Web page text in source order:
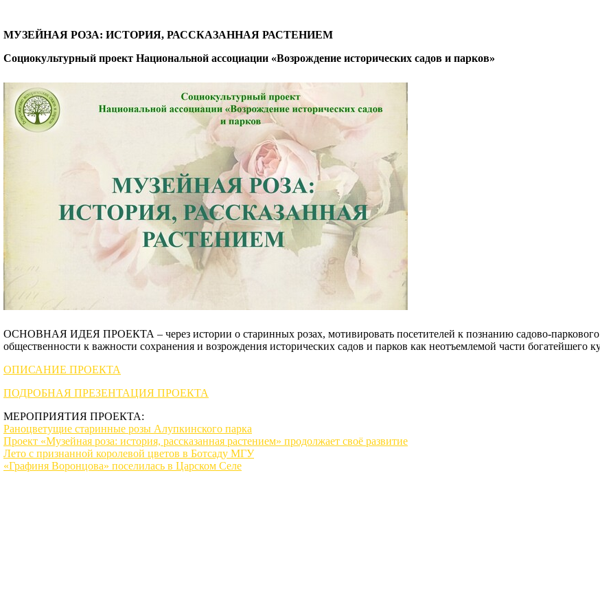
МУЗЕЙНАЯ РОЗА: ИСТОРИЯ, РАССКАЗАННАЯ РАСТЕНИЕМ
Социокультурный проект Национальной ассоциации «Возрождение исторических садов и парков»
ОСНОВНАЯ ИДЕЯ ПРОЕКТА – через истории о старинных розах, мотивировать посетителей к познанию садово-паркового
общественности к важности сохранения и возрождения исторических садов и парков как неотъемлемой части богатейшего
ОПИСАНИЕ ПРОЕКТА
ПОДРОБНАЯ ПРЕЗЕНТАЦИЯ ПРОЕКТА
МЕРОПРИЯТИЯ ПРОЕКТА:
Раноцветущие старинные розы Алупкинского парка
Проект «Музейная роза: история, рассказанная растением» продолжает своё развитие
Лето с признанной королевой цветов в Ботсаду МГУ
«Графиня Воронцова» поселилась в Царском Селе